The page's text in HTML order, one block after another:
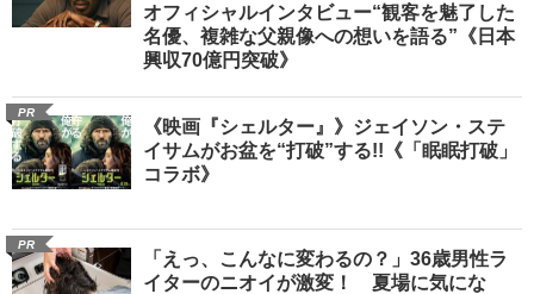
オフィシャルインタビュー“観客を魅了した
名優、複雑な父親像への想いを語る”《日本
興収70億円突破》
PR
《映画『シェルター』》ジェイソン・ステ
イサムがお盆を“打破”する!!《「眠眠打破」
コラボ》
PR
「えっ、こんなに変わるの？」36歳男性ラ
イターのニオイが激変！ 夏場に気にな